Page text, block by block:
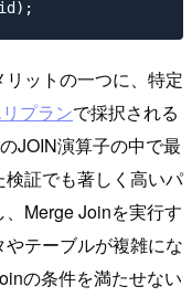
ットの一つに、特定
プランで採択される
JOIN演算子の中で最
証でも著しく高いパ
Merge Joinを実行す
テーブルが複雑にな
の条件を満たせない